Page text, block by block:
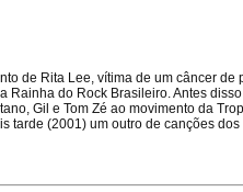
de Rita Lee, vítima de um câncer
Rainha do Rock Brasileiro. Antes
Gil e Tom Zé ao movimento da
tarde (2001) um outro de canções dos